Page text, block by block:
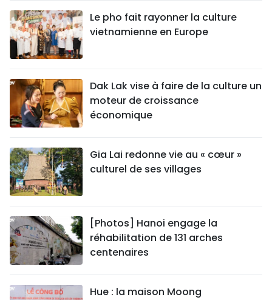
Le pho fait rayonner la culture
vietnamienne en Europe
Dak Lak vise à faire de la culture un
moteur de croissance
économique
Gia Lai redonne vie au « cœur »
culturel de ses villages
[Photos] Hanoi engage la
réhabilitation de 131 arches
centenaires
Hue : la maison Moong